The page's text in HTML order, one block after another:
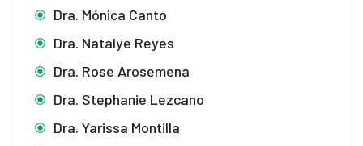
Dra. Mónica Canto
Dra. Natalye Reyes
Dra. Rose Arosemena
Dra. Stephanie Lezcano
Dra. Yarissa Montilla